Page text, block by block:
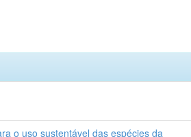
o uso sustentável das espécies da